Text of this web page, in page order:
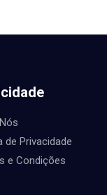
de Privacidade
e Condições